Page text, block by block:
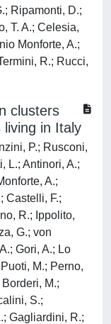
Ripamonti, D.;
T. A.; Celesia,
Monforte, A.;
R.; Rucci,
clusters
in Italy
P.; Rusconi,
L.; Antinori, A.;
A.;
Castelli, F.;
R.; Ippolito,
G.; von
Gori, A.; Lo
M.; Perno,
M.;
S.;
Gagliardini, R.;